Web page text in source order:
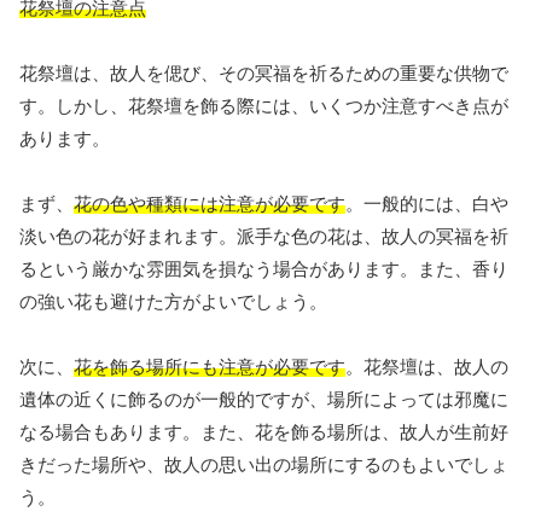
花祭壇の注意点
花祭壇は、故人を偲び、その冥福を祈るための重要な供物で
す。しかし、花祭壇を飾る際には、いくつか注意すべき点が
あります。
まず、 花の色や種類には注意が必要です。一般的には、白や
淡い色の花が好まれます。派手な色の花は、故人の冥福を祈
るという厳かな雰囲気を損なう場合があります。また、香り
の強い花も避けた方がよいでしょう。
次に、 花を飾る場所にも注意が必要です。花祭壇は、故人の
遺体の近くに飾るのが一般的ですが、場所によっては邪魔に
なる場合もあります。また、花を飾る場所は、故人が生前好
きだった場所や、故人の思い出の場所にするのもよいでしょ
う。